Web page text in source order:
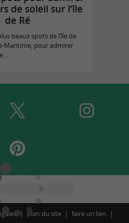
de soleil sur l’île
de Ré
beaux spots de l’île de
Maritime, pour admirer
...
plan du site faire un lien